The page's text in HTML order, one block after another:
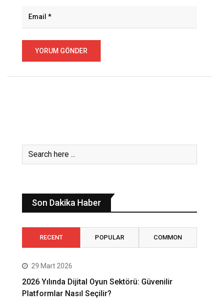
Son Dakika Haber
RECENT POPULAR COMMON
29 Mart 2026
2026 Yılında Dijital Oyun Sektörü: Güvenilir
Platformlar Nasıl Seçilir?